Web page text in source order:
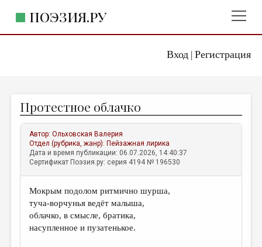
Вход| Регистрация
ПОЭЗИЯ.РУ
ЖАНРЫ
АВТОРЫ
КОММЕНТАРИИ
ЛИТСАЛОН
НОВОСТИ
ПРАВИЛА САЙТА
Протестное облачко
Автор:Ольховская Валерия
Отдел (рубрика, жанр): Пейзажная лирика
Дата и время публикации: 06.07.2026, 14:40:37
Сертификат Поэзия.ру: серия 4194 № 196530
Мокрым подолом ритмично шурша,
туча-ворчунья ведёт малыша,
облачко, в смысле, братика,
насупленное и пузатенькое.